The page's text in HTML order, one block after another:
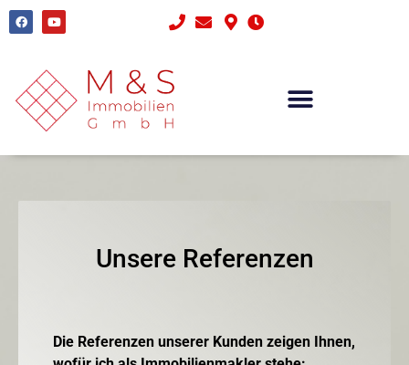
Unsere Referenzen
Die Referenzen unserer Kunden zeigen Ihnen,